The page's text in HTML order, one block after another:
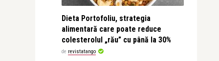
Dieta Portofoliu, strategia
alimentară care poate reduce
colesterolul „rău” cu până la 30%
de revistatango